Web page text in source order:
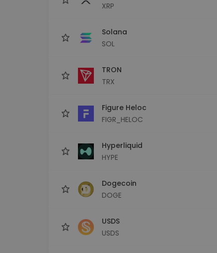
XRP
Solana
SOL
TRON
TRX
Figure Heloc
FIGR_HELOC
Hyperliquid
HYPE
Dogecoin
DOGE
USDS
USDS